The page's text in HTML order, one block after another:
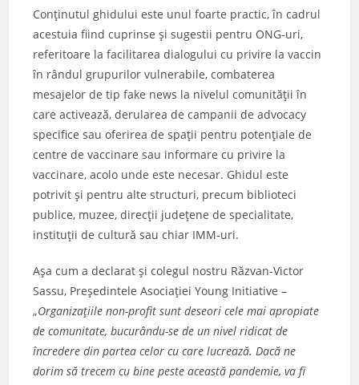
Conținutul ghidului este unul foarte practic, în cadrul
acestuia fiind cuprinse și sugestii pentru ONG-uri,
referitoare la facilitarea dialogului cu privire la vaccin
în rândul grupurilor vulnerabile, combaterea
mesajelor de tip fake news la nivelul comunității în
care activează, derularea de campanii de advocacy
specifice sau oferirea de spații pentru potențiale de
centre de vaccinare sau informare cu privire la
vaccinare, acolo unde este necesar. Ghidul este
potrivit și pentru alte structuri, precum biblioteci
publice, muzee, direcții județene de specialitate,
instituții de cultură sau chiar IMM-uri.
Așa cum a declarat și colegul nostru Răzvan-Victor
Sassu, Președintele Asociației Young Initiative –
„Organizațiile non-profit sunt deseori cele mai apropiate
de comunitate, bucurându-se de un nivel ridicat de
încredere din partea celor cu care lucrează. Dacă ne
dorim să trecem cu bine peste această pandemie, va fi